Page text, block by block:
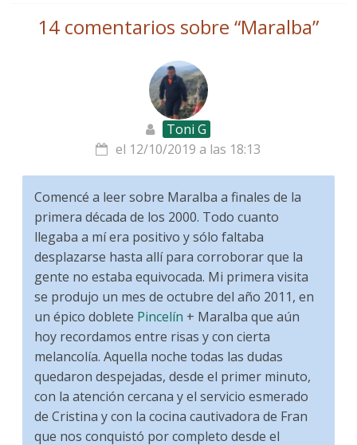
14 comentarios sobre “Maralba”
Toni G
el 12/10/2019 a las 18:13
Comencé a leer sobre Maralba a finales de la
primera década de los 2000. Todo cuanto
llegaba a mí era positivo y sólo faltaba
desplazarse hasta allí para corroborar que la
gente no estaba equivocada. Mi primera visita
se produjo un mes de octubre del año 2011, en
un épico doblete Pincelín + Maralba que aún
hoy recordamos entre risas y con cierta
melancolía. Aquella noche todas las dudas
quedaron despejadas, desde el primer minuto,
con la atención cercana y el servicio esmerado
de Cristina y con la cocina cautivadora de Fran
que nos conquistó por completo desde el